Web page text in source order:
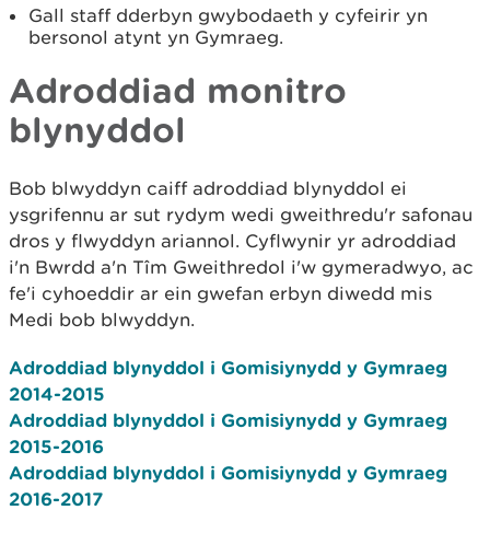
Gall staff dderbyn gwybodaeth y cyfeirir yn
bersonol atynt yn Gymraeg.
Adroddiad monitro
blynyddol
Bob blwyddyn caiff adroddiad blynyddol ei
ysgrifennu ar sut rydym wedi gweithredu'r safonau
dros y flwyddyn ariannol. Cyflwynir yr adroddiad
i'n Bwrdd a'n Tîm Gweithredol i'w gymeradwyo, ac
fe'i cyhoeddir ar ein gwefan erbyn diwedd mis
Medi bob blwyddyn.
Adroddiad blynyddol i Gomisiynydd y Gymraeg
2014-2015
Adroddiad blynyddol i Gomisiynydd y Gymraeg
2015-2016
Adroddiad blynyddol i Gomisiynydd y Gymraeg
2016-2017